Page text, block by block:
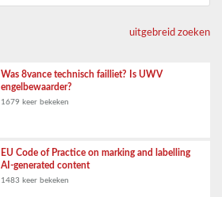
uitgebreid zoeken
Was 8vance technisch failliet? Is UWV
engelbewaarder?
1679 keer bekeken
EU Code of Practice on marking and labelling
AI-generated content
1483 keer bekeken